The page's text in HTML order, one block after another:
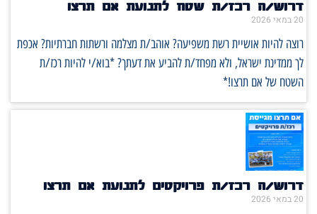
דרוש/ה רכז/ת שטח לתנועת אם תרצו
20 במאי 2026
רוצה להיות אושיית רשת משפיעה? אוהב/ת מצלמה ורשתות חברתיות? אכפת
לך ממדינת ישראל, ולא מפחד/ת להביע את דעתך? *בוא/י להיות רכז/ת
השטח של אם תרצו!*
דרוש/ה רכז/ת פרויקטים לתנועת אם תרצו
20 במאי 2026